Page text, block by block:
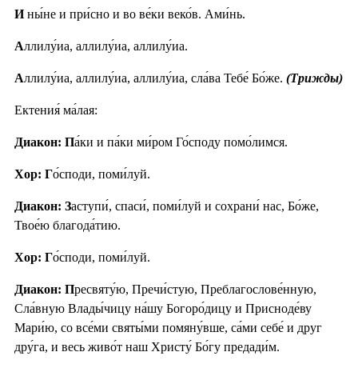
Ины́не и при́сно и во ве́ки веко́в. Ами́нь.
Аллилу́иа, аллилу́иа, аллилу́иа.
Аллилу́иа, аллилу́иа, аллилу́иа, сла́ва Тебе́ Бо́же. (Трижды)
Ектения́ ма́лая:
Диакон: Па́ки и па́ки ми́ром Го́споду помо́лимся.
Хор: Го́споди, поми́луй.
Диакон: Заступи́, спаси́, поми́луй и сохрани́ нас, Бо́же,
Твое́ю благода́тию.
Хор: Го́споди, поми́луй.
Диакон: Пресвяту́ю, Пречи́стую, Преблагослове́нную,
Сла́вную Влады́чицу на́шу Богоро́дицу и Присноде́ву
Мари́ю, со все́ми святы́ми помяну́вше, са́ми себе́ и друг
дру́га, и весь живо́т наш Христу́ Бо́гу предади́м.